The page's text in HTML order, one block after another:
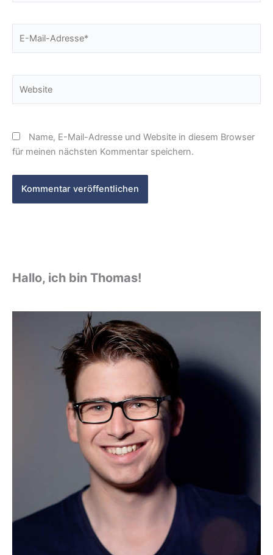
Name, E-Mail-Adresse und Website in diesem Browser
für meinen nächsten Kommentar speichern.
Hallo, ich bin Thomas!